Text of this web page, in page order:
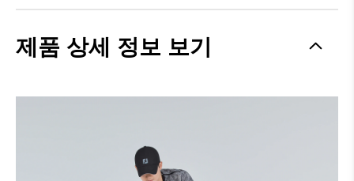
제품 상세 정보 보기